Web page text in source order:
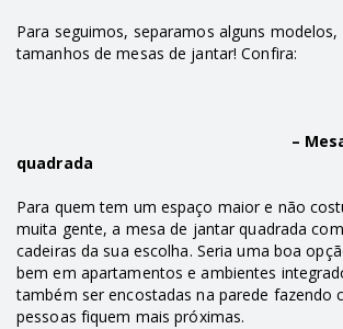
Para seguimos, separamos alguns modelos,
tamanhos de mesas de jantar! Confira:
– Mesa de
quadrada
Para quem tem um espaço maior e não
muita gente, a mesa de jantar quadrada
cadeiras da sua escolha. Seria uma boa
bem em apartamentos e ambientes
também ser encostadas na parede fazendo
pessoas fiquem mais próximas.